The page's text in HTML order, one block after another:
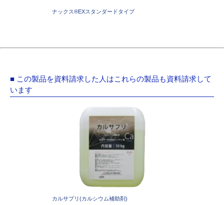
ナックス®EXスタンダードタイプ
■ この製品を資料請求した人はこれらの製品も資料請求して
います
カルサプリ(カルシウム補助剤)